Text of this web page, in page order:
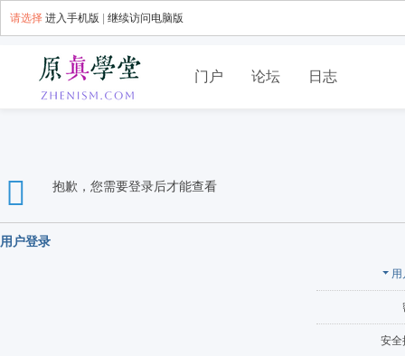
请选择 进入手机版 继续访问电脑版
门户 论坛 日志
抱歉，您需要登录后才能查看
用户登录
用
安全